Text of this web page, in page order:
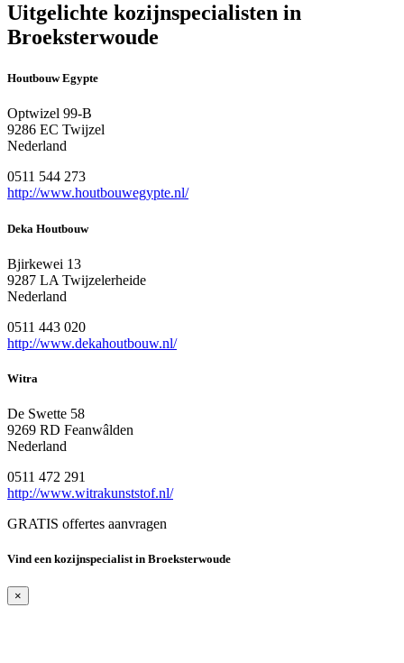
Uitgelichte kozijnspecialisten in
Broeksterwoude
Houtbouw Egypte
Optwizel 99-B
9286 EC Twijzel
Nederland
0511 544 273
http://www.houtbouwegypte.nl/
Deka Houtbouw
Bjirkewei 13
9287 LA Twijzelerheide
Nederland
0511 443 020
http://www.dekahoutbouw.nl/
Witra
De Swette 58
9269 RD Feanwâlden
Nederland
0511 472 291
http://www.witrakunststof.nl/
GRATIS offertes aanvragen
Vind een kozijnspecialist in Broeksterwoude
×